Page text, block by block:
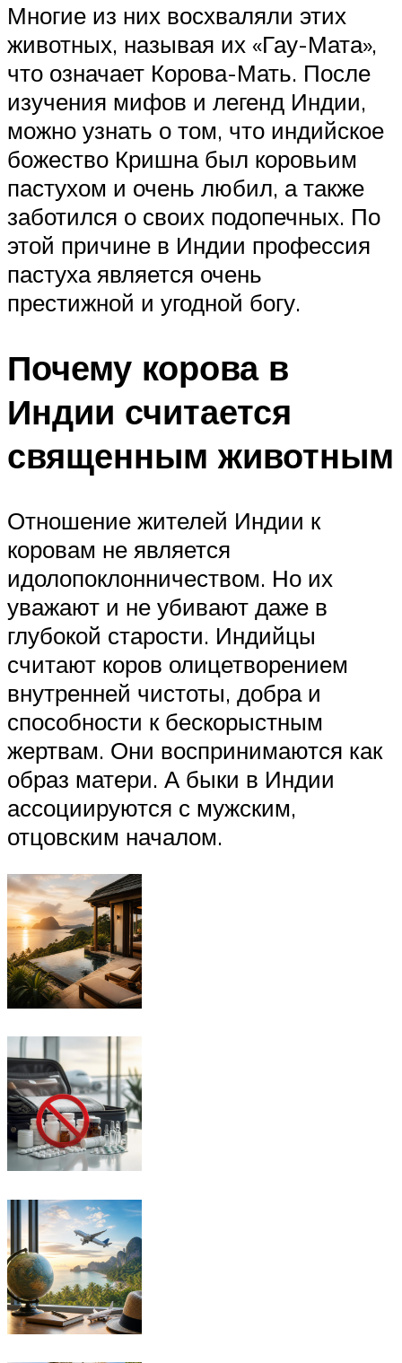
Многие из них восхваляли этих
животных, называя их «Гау-Мата»,
что означает Корова-Мать. После
изучения мифов и легенд Индии,
можно узнать о том, что индийское
божество Кришна был коровьим
пастухом и очень любил, а также
заботился о своих подопечных. По
этой причине в Индии профессия
пастуха является очень
престижной и угодной богу.
Почему корова в
Индии считается
священным животным
Отношение жителей Индии к
коровам не является
идолопоклонничеством. Но их
уважают и не убивают даже в
глубокой старости. Индийцы
считают коров олицетворением
внутренней чистоты, добра и
способности к бескорыстным
жертвам. Они воспринимаются как
образ матери. А быки в Индии
ассоциируются с мужским,
отцовским началом.